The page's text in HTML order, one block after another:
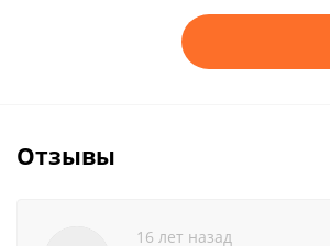
Отзывы
16 лет назад